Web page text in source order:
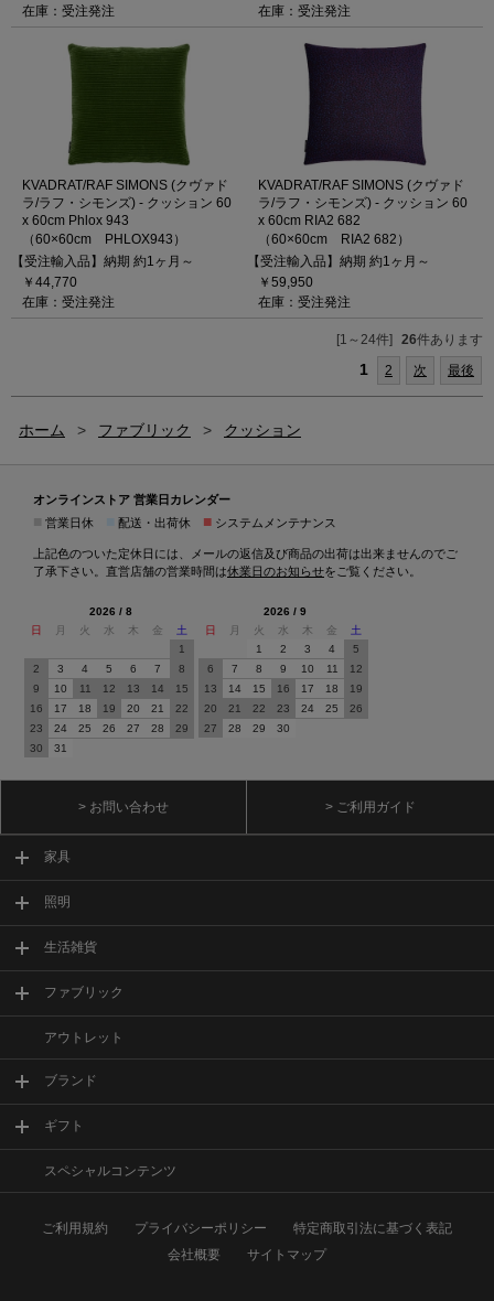
在庫：受注発注
在庫：受注発注
KVADRAT/RAF SIMONS (クヴァド
ラ/ラフ・シモンズ) - クッション 60
x 60cm Phlox 943
（60×60cm PHLOX943）
【受注輸入品】納期 約1ヶ月～
￥44,770
在庫：受注発注
KVADRAT/RAF SIMONS (クヴァド
ラ/ラフ・シモンズ) - クッション 60
x 60cm RIA2 682
（60×60cm RIA2 682）
【受注輸入品】納期 約1ヶ月～
￥59,950
在庫：受注発注
[1～24件] 26件あります
1 2 次 最後
ホーム > ファブリック > クッション
オンラインストア 営業日カレンダー
営業日休 配送・出荷休 ■ システムメンテナンス
上記色のついた定休日には、メールの返信及び商品の出荷は出来ませんのでご
了承下さい。直営店舗の営業時間は休業日のお知らせをご覧ください。
2026 / 8
日
月 火 水 木 金
土
1
2
3 4 5 6 7
8
9
10 11 12 13 14
15
16
17 18 19 20 21
22
23
24 25 26 27 28
29
30
31
2026 / 9
日
月 火 水 木 金
土
1
2 3 4
5
6
7 8 9 10 11
12
13
14 15 16 17 18
19
20
21 22 23 24 25
26
27
28 29 30
> お問い合わせ > ご利用ガイド
家具
照明
生活雑貨
ファブリック
アウトレット
ブランド
ギフト
スペシャルコンテンツ
ご利用規約 プライバシーポリシー
特定商取引法に基づく表記
会社概要
サイトマップ